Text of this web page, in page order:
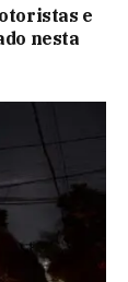
e
nesta